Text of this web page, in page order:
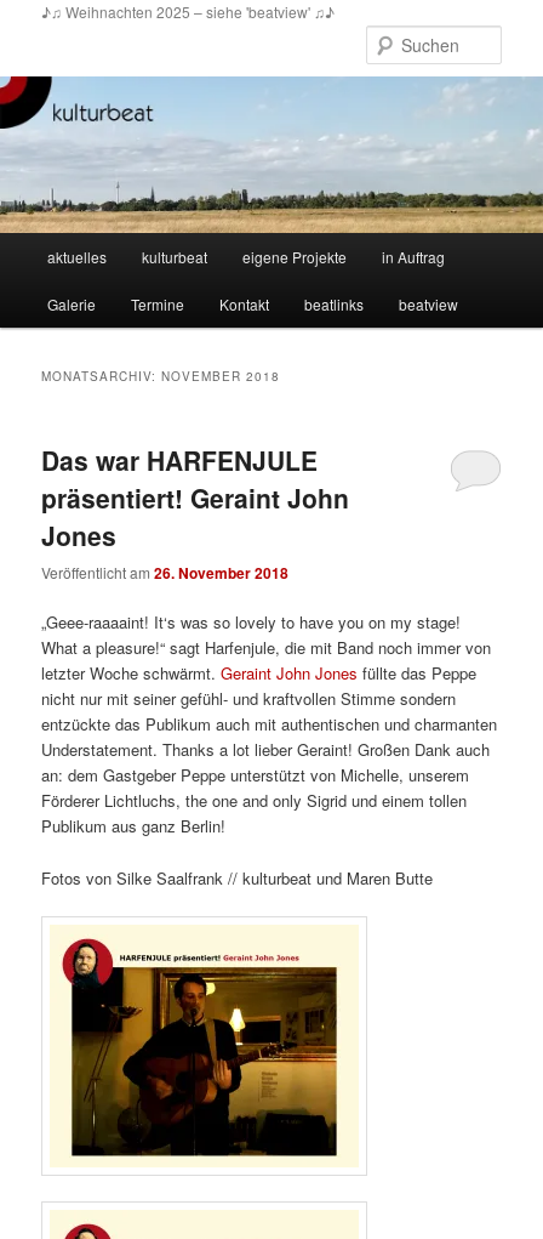
springen
springen
♪♫ Weihnachten 2025 – siehe 'beatview' ♫♪
aktuelles kulturbeat eigene Projekte in Auftrag
Galerie Termine Kontakt beatlinks beatview
MONATSARCHIV:NOVEMBER 2018
Das war HARFENJULE
präsentiert! Geraint John
Jones
Veröffentlicht am26. November 2018
„Geee-raaaaint! It‘s was so lovely to have you on my stage!
What a pleasure!“ sagt Harfenjule, die mit Band noch immer von
letzter Woche schwärmt.Geraint John Jones füllte das Peppe
nicht nur mit seiner gefühl- und kraftvollen Stimme sondern
entzückte das Publikum auch mit authentischen und charmanten
Understatement. Thanks a lot lieber Geraint! Großen Dank auch
an: dem Gastgeber Peppe unterstützt von Michelle, unserem
Förderer Lichtluchs, the one and only Sigrid und einem tollen
Publikum aus ganz Berlin!
Fotos von Silke Saalfrank // kulturbeat und Maren Butte